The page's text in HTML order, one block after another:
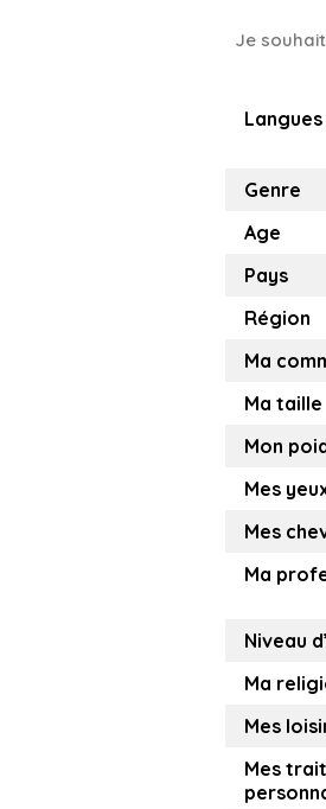
Je
Genre
Age
Pays
Région
Ma
Ma taille
Mon
Mes
Mes
Ma
Niveau
Ma
Mes
Mes